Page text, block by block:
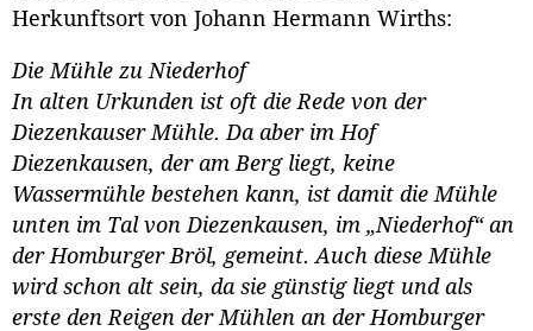
Herkunftsort von Johann Hermann Wirths:
Die Mühle zu Niederhof
In alten Urkunden ist oft die Rede von der
Diezenkauser Mühle. Da aber im Hof
Diezenkausen, der am Berg liegt, keine
Wassermühle bestehen kann, ist damit die Mühle
unten im Tal von Diezenkausen, im „Niederhof“ an
der Homburger Bröl, gemeint. Auch diese Mühle
wird schon alt sein, da sie günstig liegt und als
erste den Reigen der Mühlen an der Homburger